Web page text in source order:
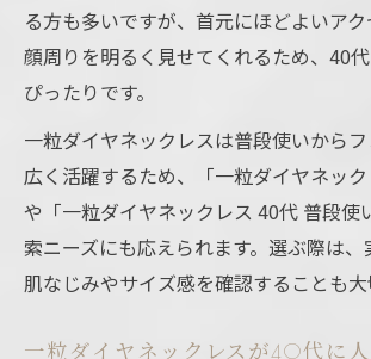
る方も多いですが、首元にほどよいアク
顔周りを明るく見せてくれるため、40
ぴったりです。
一粒ダイヤネックレスは普段使いから
広く活躍するため、「一粒ダイヤネック
や「一粒ダイヤネックレス 40代 普段使
索ニーズにも応えられます。選ぶ際は
肌なじみやサイズ感を確認することも大
一粒ダイヤネックレスが40代に